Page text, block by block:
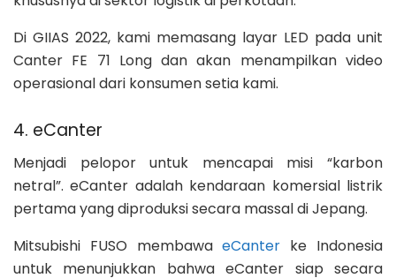
Di GIIAS 2022, kami memasang layar LED pada unit
Canter FE 71 Long dan akan menampilkan video
operasional dari konsumen setia kami.
4. eCanter
Menjadi pelopor untuk mencapai misi “karbon
netral”. eCanter adalah kendaraan komersial listrik
pertama yang diproduksi secara massal di Jepang.
Mitsubishi FUSO membawaeCanter ke Indonesia
untuk menunjukkan bahwa eCanter siap secara